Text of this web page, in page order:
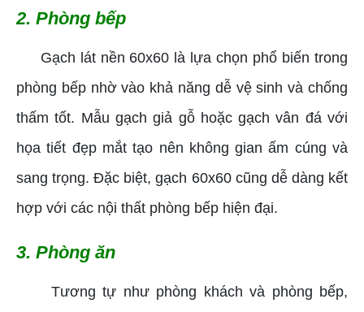
2. Phòng bếp
Gạch lát nền 60x60 là lựa chọn phổ biến trong
phòng bếp nhờ vào khả năng dễ vệ sinh và chống
thấm tốt. Mẫu gạch giả gỗ hoặc gạch vân đá với
họa tiết đẹp mắt tạo nên không gian ấm cúng và
sang trọng. Đặc biệt, gạch 60x60 cũng dễ dàng kết
hợp với các nội thất phòng bếp hiện đại.
3. Phòng ăn
Tương tự như phòng khách và phòng bếp,